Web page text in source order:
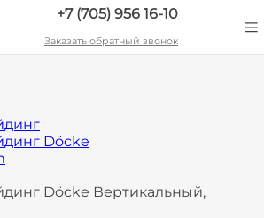
+7 (705) 956 16-10
Заказать обратный звонок
Döcke
Döcke Вертикальный,